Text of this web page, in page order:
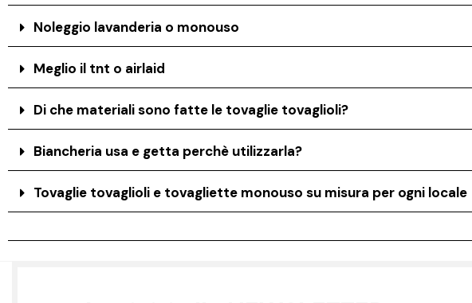
Noleggio lavanderia o monouso
Meglio il tnt o airlaid
Di che materiali sono fatte le tovaglie tovaglioli?
Biancheria usa e getta perchè utilizzarla?
Tovaglie tovaglioli e tovagliette monouso su misura per ogni locale